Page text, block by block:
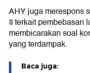
AHY juga merespons
II terkait pembebasan
membicarakan soal
yang terdampak.
Baca juga: